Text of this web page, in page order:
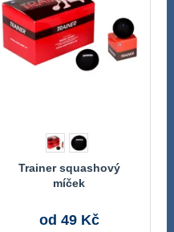
Trainer squashový
míček
od 49 Kč